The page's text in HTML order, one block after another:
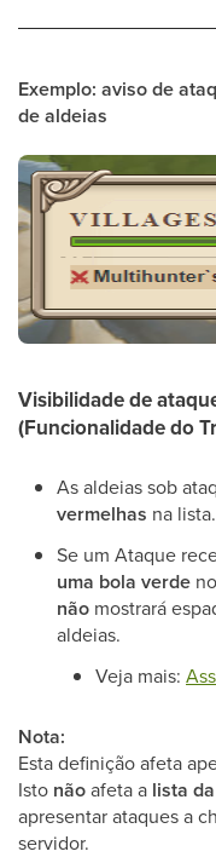
Exemplo: aviso de
de aldeias
Visibilidade de
(Funcionalidade do
As aldeias sob
vermelhas na lista.
Se um Ataque
uma bola verde no
não mostrará
aldeias.
Veja mais:
Nota:
Esta definição afeta
Isto nãoafeta a lista
apresentar ataques a
servidor.